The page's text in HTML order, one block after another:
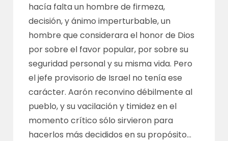
hacía falta un hombre de firmeza,
decisión, y ánimo imperturbable, un
hombre que considerara el honor de Dios
por sobre el favor popular, por sobre su
seguridad personal y su misma vida. Pero
el jefe provisorio de Israel no tenía ese
carácter. Aarón reconvino débilmente al
pueblo, y su vacilación y timidez en el
momento crítico sólo sirvieron para
hacerlos más decididos en su propósito…